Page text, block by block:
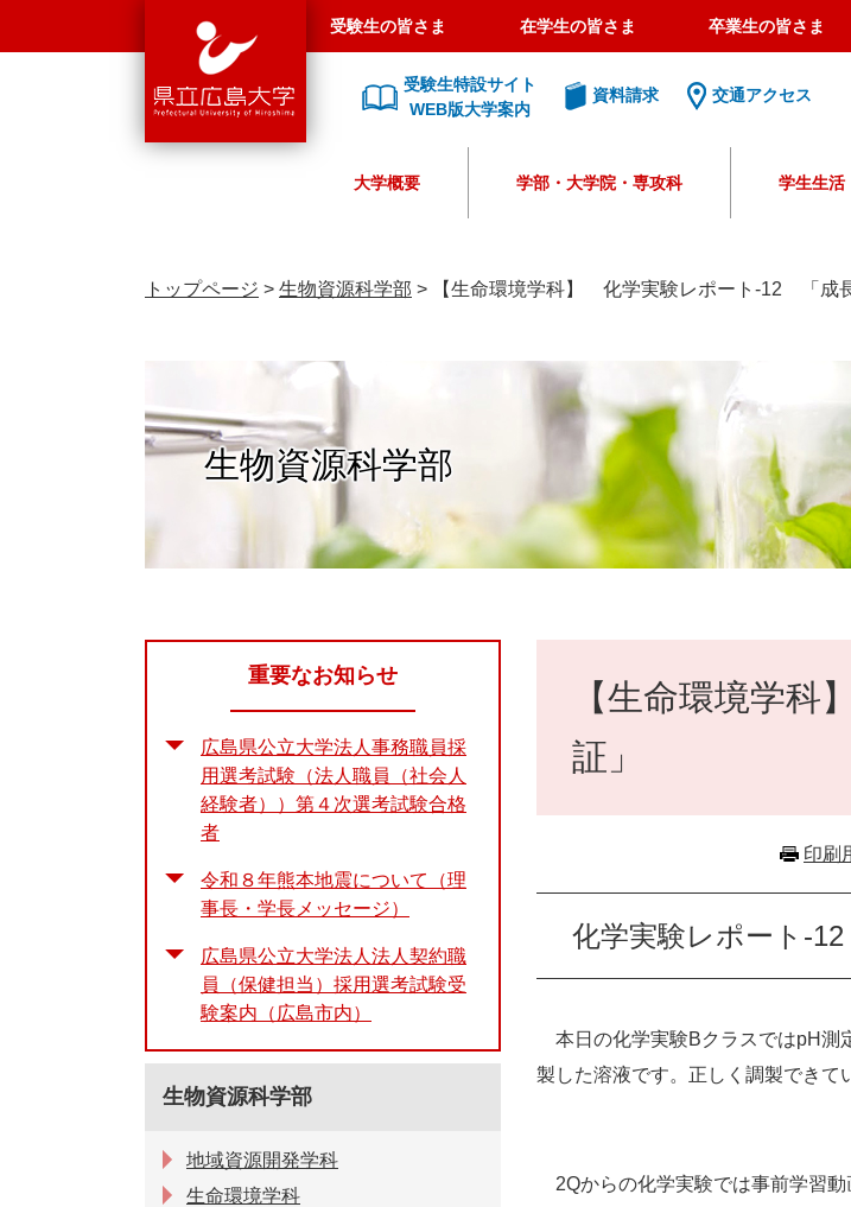
島
大
受験生の皆さま 在学生の皆さま 卒業生の皆さま
受験生特設サイト
WEB版大学案内
資料請求 交通アクセス
大学概要 学部・大学院・専攻科 学生生活
トップページ > 生物資源科学部 > 【生命環境学科】 化学実験レポート‐12 「成
生物資源科学部
【生命環境学
証」
印刷
化学実験レポート
本日の化学実験BクラスではpH測
製した溶液です。正しく調製できて
2Qからの化学実験では事前学習動
重要なお知らせ
広島県公立大学法人事務職員採
用選考試験（法人職員（社会人
経験者））第４次選考試験合格
者
令和８年熊本地震について（理
事長・学長メッセージ）
広島県公立大学法人法人契約職
員（保健担当）採用選考試験受
験案内（広島市内）
生物資源科学部
地域資源開発学科
生命環境学科